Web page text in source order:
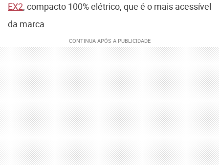
EX2, compacto 100% elétrico, que é o mais acessível
da marca.